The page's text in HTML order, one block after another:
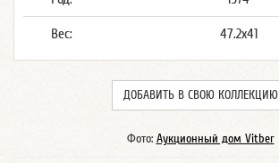
Вес: 47.2x41
ДОБАВИТЬ В СВОЮ КОЛЛЕКЦИЮ
Фото: Аукционный дом Vitber